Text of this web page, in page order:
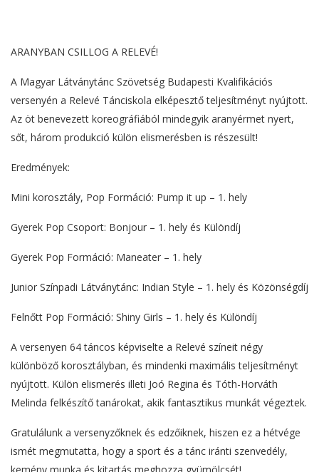
ARANYBAN CSILLOG A RELEVÉ!
A Magyar Látványtánc Szövetség Budapesti Kvalifikációs
versenyén a Relevé Tánciskola elképesztő teljesítményt nyújtott.
Az öt benevezett koreográfiából mindegyik aranyérmet nyert,
sőt, három produkció külön elismerésben is részesült!
Eredmények:
Mini korosztály, Pop Formáció: Pump it up – 1. hely
Gyerek Pop Csoport: Bonjour – 1. hely és Különdíj
Gyerek Pop Formáció: Maneater – 1. hely
Junior Színpadi Látványtánc: Indian Style – 1. hely és Közönségdíj
Felnőtt Pop Formáció: Shiny Girls – 1. hely és Különdíj
A versenyen 64 táncos képviselte a Relevé színeit négy
különböző korosztályban, és mindenki maximális teljesítményt
nyújtott. Külön elismerés illeti Joó Regina és Tóth-Horváth
Melinda felkészítő tanárokat, akik fantasztikus munkát végeztek.
Gratulálunk a versenyzőknek és edzőiknek, hiszen ez a hétvége
ismét megmutatta, hogy a sport és a tánc iránti szenvedély,